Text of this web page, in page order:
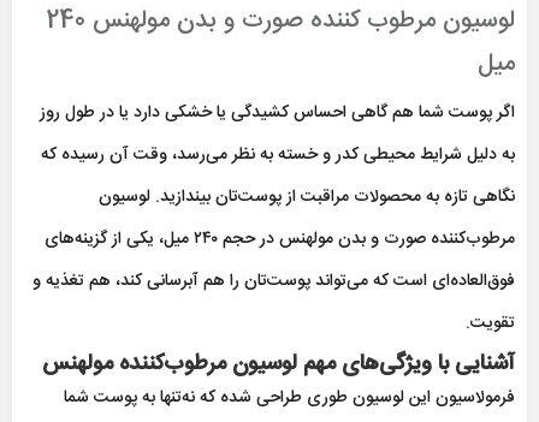
لوسیون مرطوب کننده صورت و بدن مولهنس 240
میل
اگر پوست شما هم گاهی احساس کشیدگی یا خشکی دارد یا در طول روز
به دلیل شرایط محیطی کدر و خسته به نظر می‌رسد، وقت آن رسیده که
نگاهی تازه به محصولات مراقبت از پوست‌تان بیندازید. لوسیون
مرطوب‌کننده صورت و بدن مولهنس در حجم ۲۴۰ میل، یکی از گزینه‌های
فوق‌العاده‌ای است که می‌تواند پوست‌تان را هم آبرسانی کند، هم تغذیه و
تقویت.
آشنایی با ویژگی‌های مهم لوسیون مرطوب‌کننده مولهنس
فرمولاسیون این لوسیون طوری طراحی شده که نه‌تنها به پوست شما